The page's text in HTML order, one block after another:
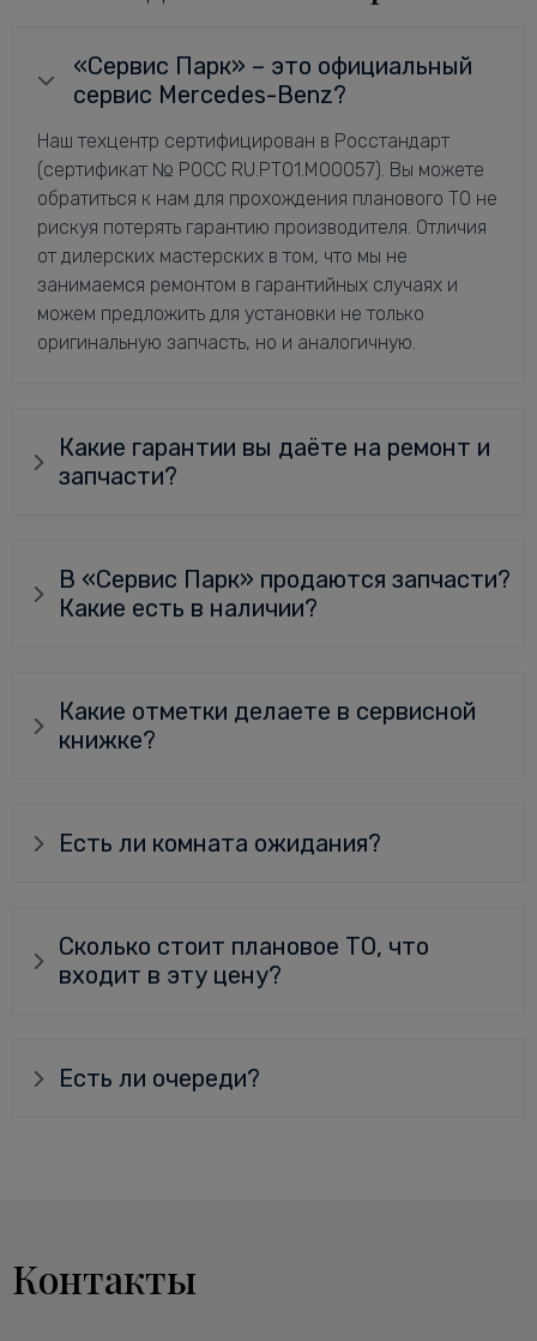
«Сервис Парк» – это официальный
сервис Mercedes-Benz?
Наш техцентр сертифицирован в Росстандарт
(сертификат № РОСС RU.РТ01.М00057). Вы можете
обратиться к нам для прохождения планового ТО не
рискуя потерять гарантию производителя. Отличия
от дилерских мастерских в том, что мы не
занимаемся ремонтом в гарантийных случаях и
можем предложить для установки не только
оригинальную запчасть, но и аналогичную.
Какие гарантии вы даёте на ремонт и
запчасти?
В «Сервис Парк» продаются запчасти?
Какие есть в наличии?
Какие отметки делаете в сервисной
книжке?
Есть ли комната ожидания?
Сколько стоит плановое ТО, что
входит в эту цену?
Есть ли очереди?
Контакты